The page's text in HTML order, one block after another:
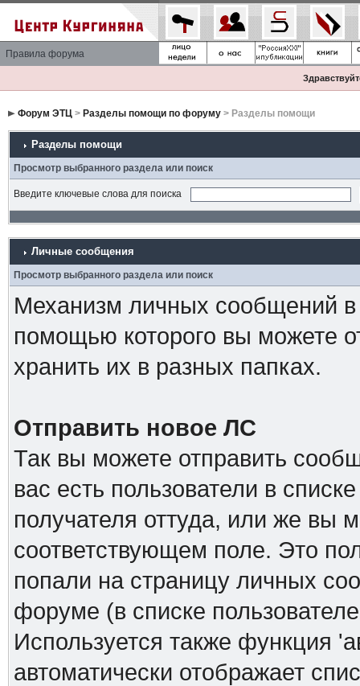
Правила форума
Форум ЭТЦ> Разделы помощи по форуму> Разделы помощи
Разделы помощи
Просмотр выбранного раздела или поиск
Введите ключевые слова для поиска
Личные сообщения
Просмотр выбранного раздела или поиск
Механизм личных сообщений
помощью которого вы можете
хранить их в разных папках.
Отправить новое ЛС
Так вы можете отправить
вас есть пользователи в
получателя оттуда, или же вы
соответствующем поле. Это
попали на страницу личных
форуме (в списке
Используется также функция
автоматически отображает